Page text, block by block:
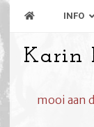
INFO
Karin
mooi aan